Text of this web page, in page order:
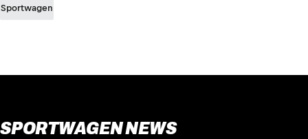
Sportwagen
SPORTWAGEN NEWS